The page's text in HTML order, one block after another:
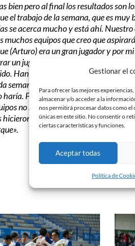
Gestionar el
Para ofrecer las mejores
almacenar y/o acceder a la
nos permitirá procesar datos como
únicas en este sitio. No consentir o
ciertas características y funciones.
Aceptar todas
Política de
bien pero al final los resultados son
el trabajo de la semana, que es muy
se acerca mucho y está ahí.
equipos que creo que
(Arturo) era un gran jugador y por
un jugador de estas características
Han sacado buenos resultados
semana, tendremos que ir como si
Prefiero jugar en casa y llevar
no se cierran tanto y eso influye».
hicieron daño a balón parado y si